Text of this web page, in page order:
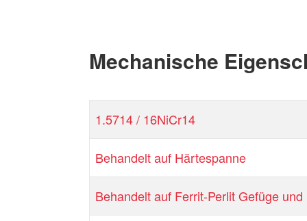
Mechanische
1.5714 / 16NiCr14
Behandelt auf Härtespanne
Behandelt auf Ferrit-Perlit Gefüge